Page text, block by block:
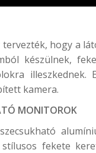
hogy a
készülnek,
kamera.
MONITOROK
fekete